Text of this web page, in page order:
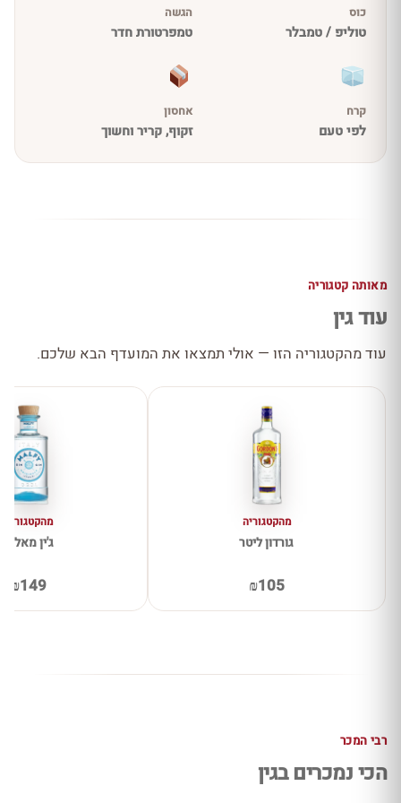
כוס
טוליפ / טמבלר
הגשה
טמפרטורת חדר
קרח
לפי טעם
אחסון
זקוף, קריר וחשוך
מאותה קטגוריה
עוד גין
עוד מהקטגוריה הזו — אולי תמצאו את המועדף הבא שלכם.
מהקטגוריה
גורדון ליטר
₪105
מהקטגוריה
ג'ין מאלפי
₪149
רבי המכר
הכי נמכרים בגין